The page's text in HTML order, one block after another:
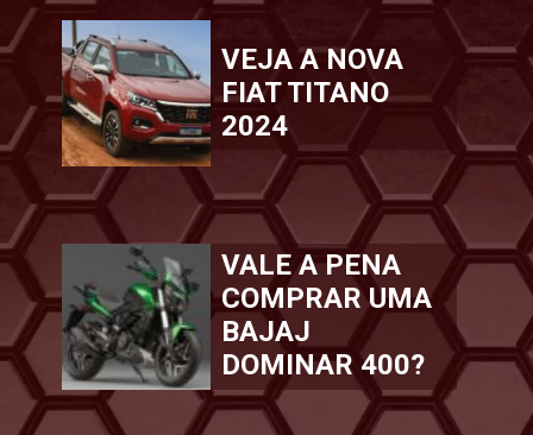
VEJA A NOVA
FIAT TITANO
2024
VALE A PENA
COMPRAR UMA
BAJAJ
DOMINAR 400?